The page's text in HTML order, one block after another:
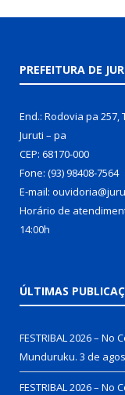
PREFEITURA DE
End.: Rodovia pa 257,
Juruti – pa
CEP: 68170-000
Fone: (93) 98408-7564
E-mail:
Horário de
14:00h
ÚLTIMAS
FESTRIBAL 2026 –
Munduruku. 3 de
FESTRIBAL 2026 –